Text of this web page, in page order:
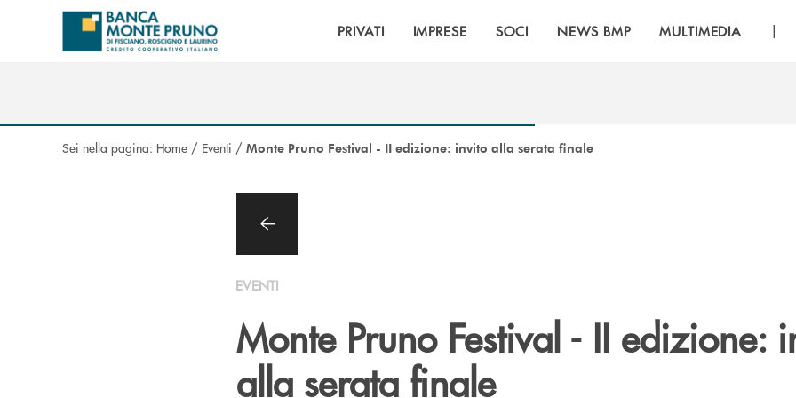
Salta al contenuto principale
PRIVATI IMPRESE SOCI NEWS BMP MULTIMEDIA |
Sei nella pagina: Home / Eventi / Monte Pruno Festival - II edizione: invito alla serata finale
EVENTI
Monte Pruno Festival - II edizione:
alla serata finale